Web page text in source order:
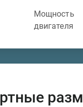
Мощность
двигателя